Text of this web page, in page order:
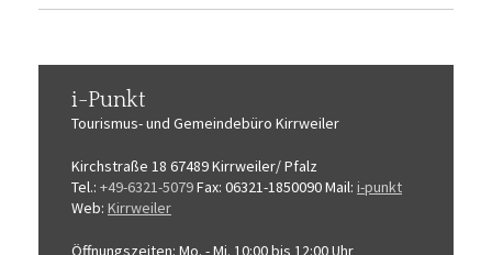
i-Punkt
Tourismus-und Gemeindebüro Kirrweiler
Kirchstraße 18 67489 Kirrweiler/ Pfalz
Tel.: +49-6321-5079Fax: 06321-1850090Mail: i-punkt
Web: Kirrweiler
Öffnungszeiten: Mo. - Mi. 10:00 bis 12:00 Uhr